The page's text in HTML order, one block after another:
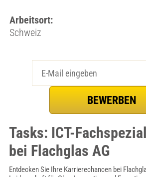
Arbeitsort:
Schweiz
Tasks: ICT-
bei Flachglas AG
Entdecken Sie Ihre Karrierechancen bei